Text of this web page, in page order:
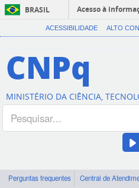
BRASIL
Acesso à
ACESSIBILIDADE ALTO
CNPq
MINISTÉRIO DA CIÊNCIA,
Perguntas frequentes Central de